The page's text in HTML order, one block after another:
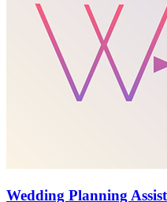
Wedding Planning